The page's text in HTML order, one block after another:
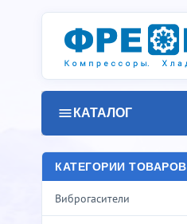
КАТАЛОГ
КАТЕГОРИИ ТОВАРОВ
Виброгасители